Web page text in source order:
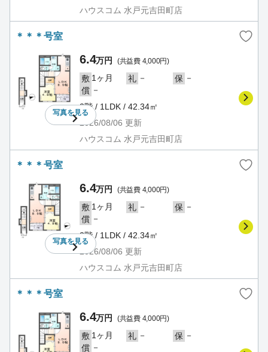
ハウスコム 水戸元吉田町店
＊＊＊号室
写真を見る
6.4万円 (共益費 4,000円)
敷 1ヶ月 礼 － 保 －
償 －
2階 / 1LDK / 42.34㎡
2026/08/06 更新
ハウスコム 水戸元吉田町店
＊＊＊号室
写真を見る
6.4万円 (共益費 4,000円)
敷 1ヶ月 礼 － 保 －
償 －
2階 / 1LDK / 42.34㎡
2026/08/06 更新
ハウスコム 水戸元吉田町店
＊＊＊号室
6.4万円 (共益費 4,000円)
敷 1ヶ月 礼 － 保 －
償 －